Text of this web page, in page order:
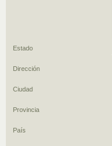
Estado
Dirección
Ciudad
Provincia
País